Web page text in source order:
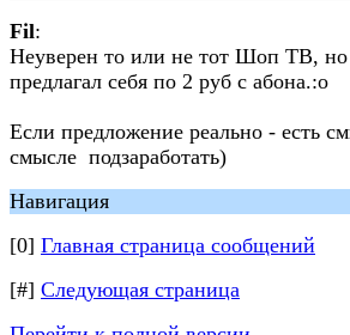
Fil:
Неуверен то или не тот Шоп ТВ, но
предлагал себя по 2 руб с абона.:o
Если предложение реально - есть
смысле подзаработать)
Навигация
[0] Главная страница сообщений
[#] Следующая страница